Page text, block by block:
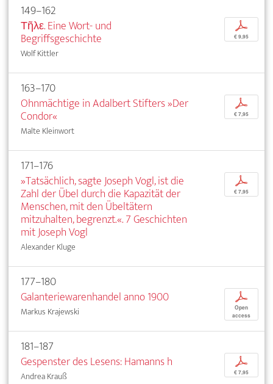
149–162
Τῆλε. Eine Wort- und
Begriffsgeschichte
Wolf Kittler
p
€ 9,95
163–170
Ohnmächtige in Adalbert Stifters »Der
Condor«
Malte Kleinwort
p
€ 7,95
171–176
»Tatsächlich, sagte Joseph Vogl, ist die
Zahl der Übel durch die Kapazität der
Menschen, mit den Übeltätern
mitzuhalten, begrenzt.«. 7 Geschichten
mit Joseph Vogl
Alexander Kluge
p
€ 7,95
177–180
Galanteriewarenhandel anno 1900
Markus Krajewski
p
Open
access
181–187
Gespenster des Lesens: Hamanns h
Andrea Krauß
p
€ 7,95